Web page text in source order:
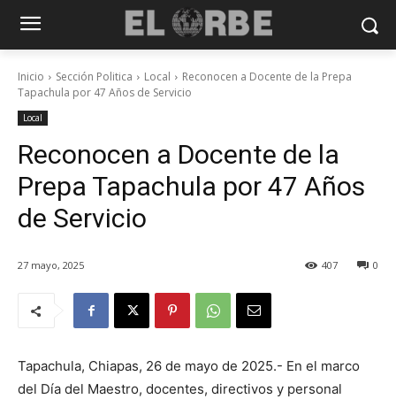
Inicio Sección Politica Local
Reconocen a Docente de la Prepa
Tapachula por 47 Años de Servicio
Local
Reconocen a Docente de la
Prepa Tapachula por 47 Años
de Servicio
27 mayo, 2025 0
407
Tapachula, Chiapas, 26 de mayo de 2025.- En el marco
del Día del Maestro, docentes, directivos y personal